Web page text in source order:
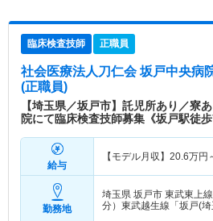
臨床検査技師 正職員
社会医療法人刀仁会 坂戸中央病
(正職員)
【埼玉県／坂戸市】託児所あり／寮
院にて臨床検査技師募集《坂戸駅徒歩
給与
【モデル月収】 20.6万円
勤務地
埼玉県 坂戸市 東武東上
分）東武越生線「坂戸(埼